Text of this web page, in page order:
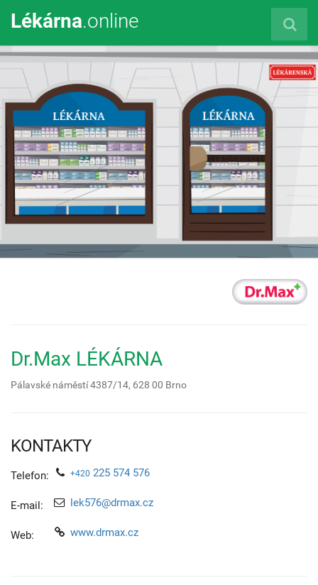
Lékárna.online
Dr.Max LÉKÁRNA
Pálavské náměstí 4387/14, 628 00 Brno
KONTAKTY
Telefon: +420 225 574 576
E-mail: lek576@drmax.cz
Web: www.drmax.cz